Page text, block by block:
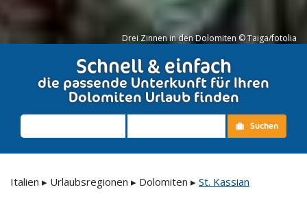
Drei Zinnen in den Dolomiten © Taiga/fotolia
Schnell & einfach
die passende Unterkunft für Ihren
Dolomiten Urlaub finden
Suchen
Italien ▸ Urlaubsregionen ▸ Dolomiten ▸ St. Kassian